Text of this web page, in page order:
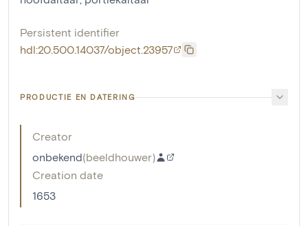
Persistent identifier
hdl:20.500.14037/object.23957
PRODUCTIE EN DATERING
Creator
onbekend(beeldhouwer)
Creation date
1653